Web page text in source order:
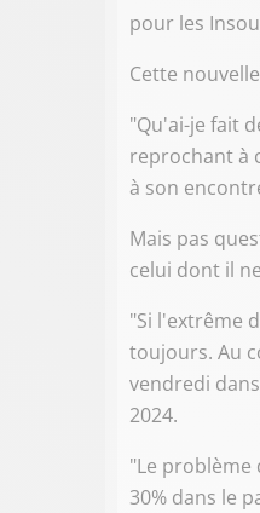
pour les
Cette
"Qu'ai-je fait
reprochant à
à son
Mais pas
celui dont il
"Si l'extrême
toujours. Au
vendredi
2024.
"Le problème
30% dans le